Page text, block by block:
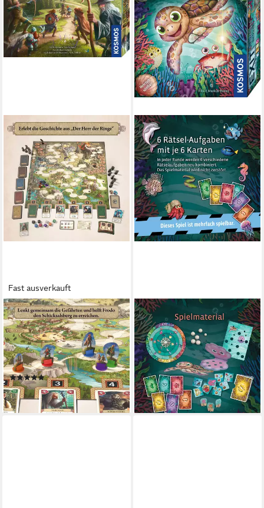
Fast ausverkauft
KOSMOS
Spiel Der Herr der Ringe -
Gemeinsam zum
Schicksalsberg, Familienspiel,
Made in Germany
(4)
ab 34,95 €
lieferbar - in 1-2 Werktagen bei dir
KOSMOS
Spiel EXIT® Kids Rätselspaß
im Meer, Rätselspiel, Made in
Germany
ab 12,99 € UVP14,99 €
-13%
lieferbar - in 1-2 Werktagen bei dir